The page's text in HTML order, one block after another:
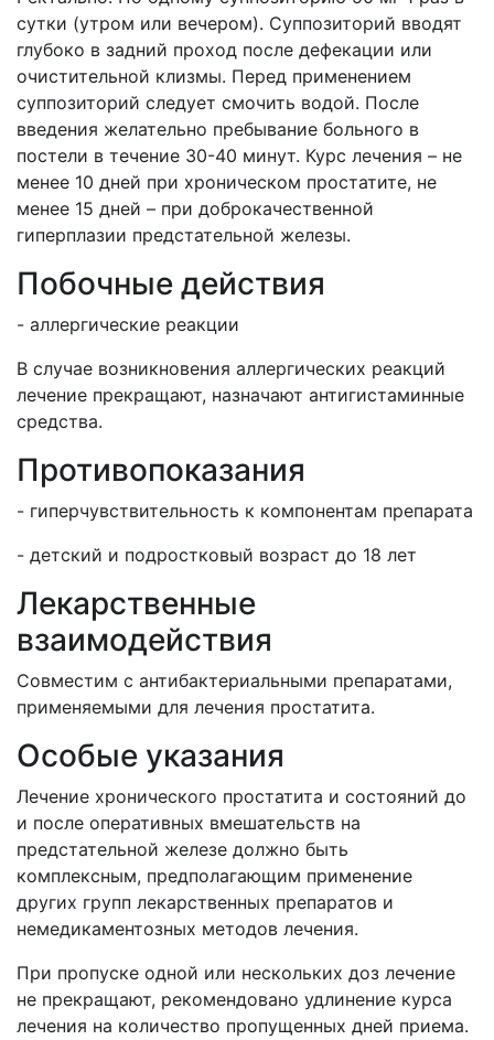
сутки (утром или вечером). Суппозиторий вводят
глубоко в задний проход после дефекации или
очистительной клизмы. Перед применением
суппозиторий следует смочить водой. После
введения желательно пребывание больного в
постели в течение 30-40 минут. Курс лечения – не
менее 10 дней при хроническом простатите, не
менее 15 дней – при доброкачественной
гиперплазии предстательной железы.
Побочные действия
- аллергические реакции
В случае возникновения аллергических реакций
лечение прекращают, назначают антигистаминные
средства.
Противопоказания
- гиперчувствительность к компонентам препарата
- детский и подростковый возраст до 18 лет
Лекарственные
взаимодействия
Совместим с антибактериальными препаратами,
применяемыми для лечения простатита.
Особые указания
Лечение хронического простатита и состояний до
и после оперативных вмешательств на
предстательной железе должно быть
комплексным, предполагающим применение
других групп лекарственных препаратов и
немедикаментозных методов лечения.
При пропуске одной или нескольких доз лечение
не прекращают, рекомендовано удлинение курса
лечения на количество пропущенных дней приема.